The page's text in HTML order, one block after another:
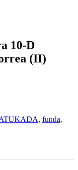
10-D
(II)
, funda,